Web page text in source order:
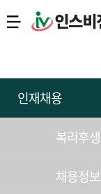
인재채용
복리후생
채용정보